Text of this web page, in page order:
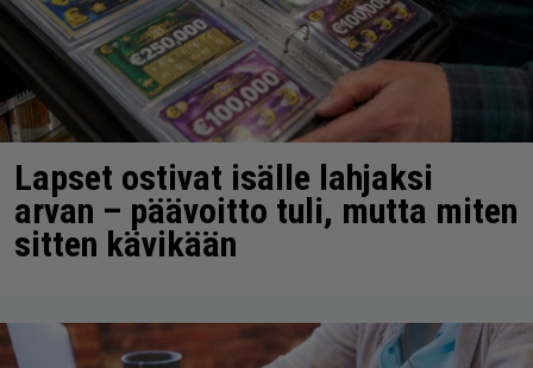
Lapset ostivat isälle lahjaksi
arvan – päävoitto tuli, mutta miten
sitten kävikään